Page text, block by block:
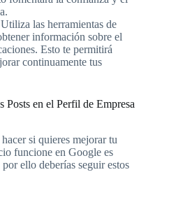
las herramientas de
información sobre el
Esto te permitirá
continuamente tus
en el Perfil de Empresa
si quieres mejorar tu
funcione en Google es
ello deberías seguir estos